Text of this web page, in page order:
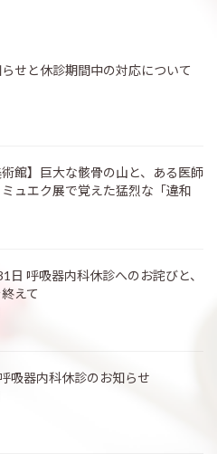
せと休診期間中の対応について
術館】巨大な骸骨の山と、ある医師
ュエク展で覚えた猛烈な「違和
日 呼吸器内科休診へのお詫びと、
えて
吸器内科休診のお知らせ